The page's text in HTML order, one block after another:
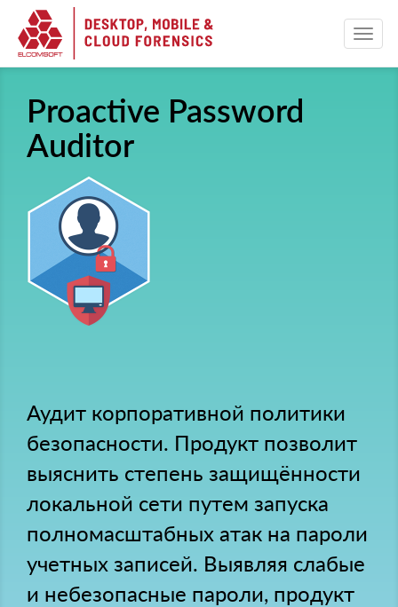
Proactive Password
Auditor
Аудит корпоративной политики
безопасности. Продукт позволит
выяснить степень защищённости
локальной сети путем запуска
полномасштабных атак на пароли
учетных записей. Выявляя слабые
и небезопасные пароли, продукт